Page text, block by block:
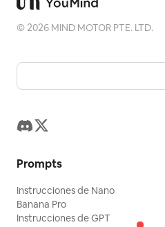
©2026 MIND MOTOR PTE. LTD.
Prompts
Instrucciones de Nano
Banana Pro
Instrucciones de GPT